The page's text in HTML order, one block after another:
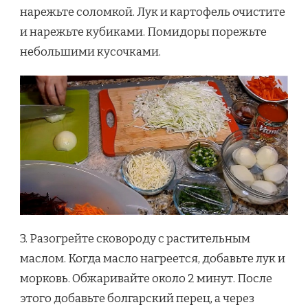
нарежьте соломкой. Лук и картофель очистите
и нарежьте кубиками. Помидоры порежьте
небольшими кусочками.
3. Разогрейте сковороду с растительным
маслом. Когда масло нагреется, добавьте лук и
морковь. Обжаривайте около 2 минут. После
этого добавьте болгарский перец, а через